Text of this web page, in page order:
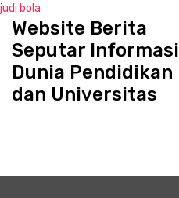
judi bola
t
Website Berita
Seputar Informasi
Dunia Pendidikan
dan Universitas